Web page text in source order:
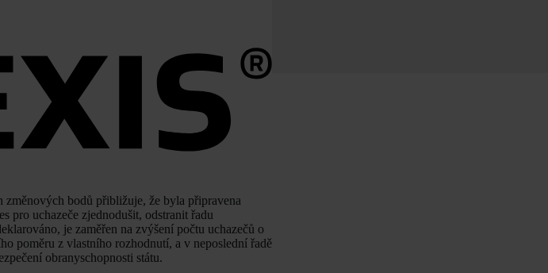
bodů přibližuje, že byla připravena
pro uchazeče zjednodušit, odstranit řadu
je zaměřen na zvýšení počtu uchazečů o
poměru z vlastního rozhodnutí, a v neposlední řadě
obranyschopnosti státu.